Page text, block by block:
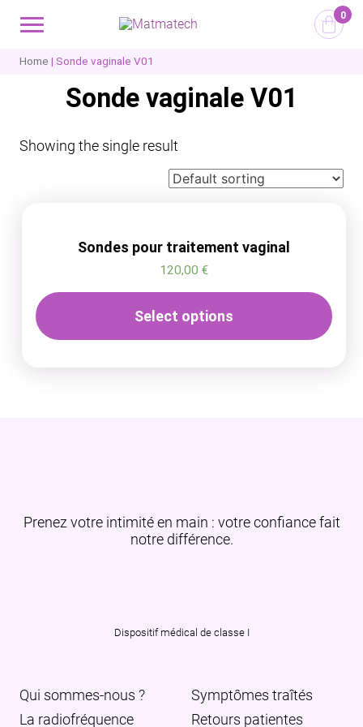
0
Home | Sonde vaginale V01
Sonde vaginale V01
Showing the single result
Sondes pour traitement vaginal
120,00€
Select options
Prenez votre intimité en main : votre confiance fait
notre différence.
Dispositif médical de classe I
Qui sommes-nous ?
La radiofréquence
Symptômes traîtés
Retours patientes